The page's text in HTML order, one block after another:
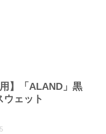
】「ALAND」黒
ェット